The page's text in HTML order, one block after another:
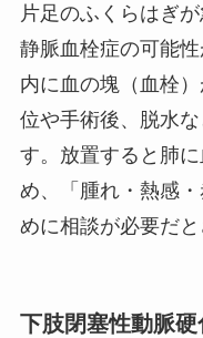
片足のふくらはぎ
静脈血栓症の可能
内に血の塊（血栓
位や手術後、脱水
す。放置すると肺
め、「腫れ・熱感
めに相談が必要だと
下肢閉塞性動脈硬